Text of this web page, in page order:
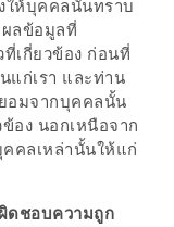
ให้บุคคลนั้นทราบ
ผลข้อมูลที่
เกี่ยวข้อง ก่อนที่
แก่เรา และท่าน
อมจากบุคคลนั้น
อง นอกเหนือจาก
คลเหล่านั้นให้แก่
ดชอบความถูก